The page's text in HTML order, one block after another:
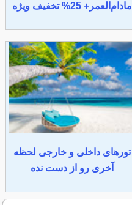
مادام‌العمر+ 25% تخفیف ویژه
تورهای داخلی و خارجی لحظه
آخری رو از دست نده